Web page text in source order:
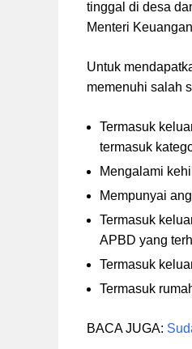
tinggal di desa
Menteri
Untuk
memenuhi salah
Termasuk
termasuk
Mengalami
Mempunyai
Termasuk
APBD yang
Termasuk
Termasuk
BACA JUGA: